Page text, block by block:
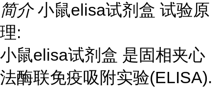
简介 小鼠elisa试剂盒 试验原
理:
小鼠elisa试剂盒 是固相夹心
法酶联免疫吸附实验(ELISA).